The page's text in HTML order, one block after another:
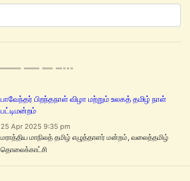
பாவேந்தர் பிறந்தநாள் விழா மற்றும் உலகத் தமிழ் நாள்
பட்டிமன்றம்
25 Apr 2025 9:35 pm
மராத்திய மாநிலத் தமிழ் எழுத்தாளர் மன்றம், வலைத்தமிழ்
தொலைக்காட்சி